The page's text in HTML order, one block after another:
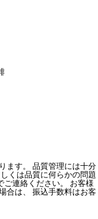
ます。 品質管理には十分
くは品質に何らかの問題
ご連絡ください。 お客様
合は、 振込手数料はお客